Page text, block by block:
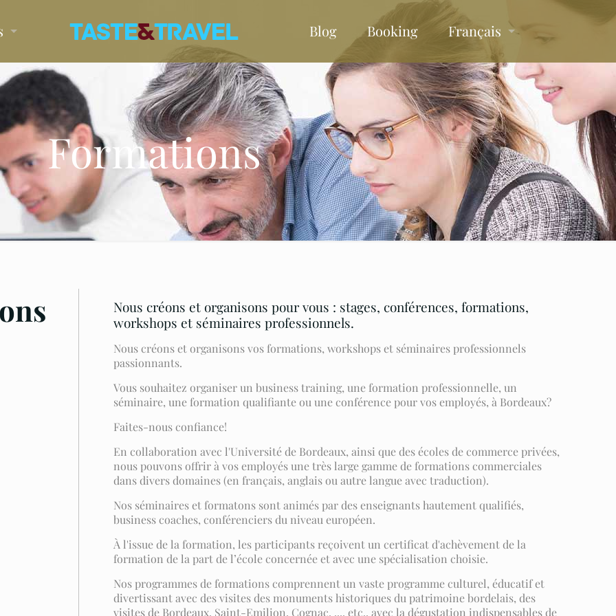
Blog Booking Français
Formations
Nous créons et organisons pour vous : stages, conférences, formations,
workshops et séminaires professionnels.
Nous créons et organisons vos formations, workshops et séminaires professionnels
passionnants.
Vous souhaitez organiser un business training, une formation professionnelle, un
séminaire, une formation qualifiante ou une conférence pour vos employés, à Bordeaux?
Faites-nous confiance!
En collaboration avec l'Université de Bordeaux, ainsi que des écoles de commerce privées,
nous pouvons offrir à vos employés une très large gamme de formations commerciales
dans divers domaines (en français, anglais ou autre langue avec traduction).
Nos séminaires et formatons sont animés par des enseignants hautement qualifiés,
business coaches, conférenciers du niveau européen.
À l'issue de la formation, les participants reçoivent un certificat d'achèvement de la
formation de la part de l’école concernée et avec une spécialisation choisie.
Nos programmes de formations comprennent un vaste programme culturel, éducatif et
divertissant avec des visites des monuments historiques du patrimoine bordelais, des
visites de Bordeaux, Saint-Emilion, Cognac, .... etc., avec la dégustation indispensables de